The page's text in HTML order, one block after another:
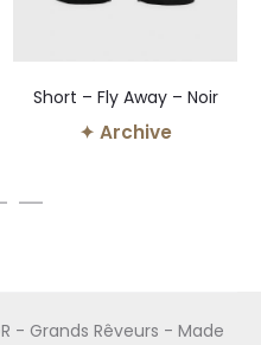
Short – Fly Away – Noir
✦ Archive
- Grands Rêveurs - Made